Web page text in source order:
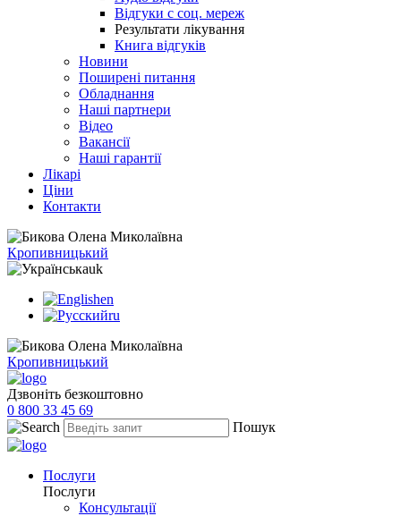
Відгуки с соц. мереж
Результати лікування
Книга відгуків
Новини
Поширені питання
Обладнання
Наші партнери
Відео
Вакансії
Наші гарантії
Лікарі
Ціни
Контакти
Кропивницький
uk
en
ru
Кропивницький
Дзвоніть безкоштовно
0 800 33 45 69
Пошук
Послуги
Послуги
Консультації